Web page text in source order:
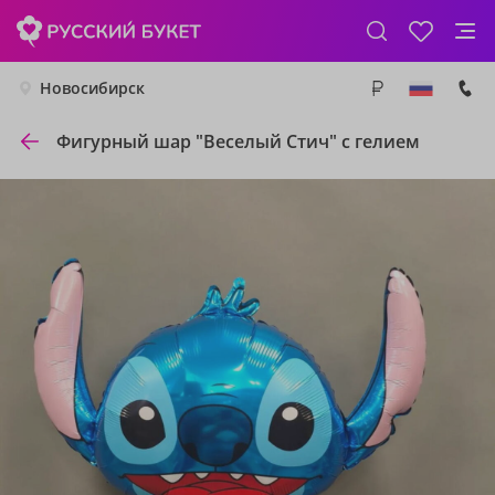
Новосибирск
Фигурный шар "Веселый Стич" с гелием